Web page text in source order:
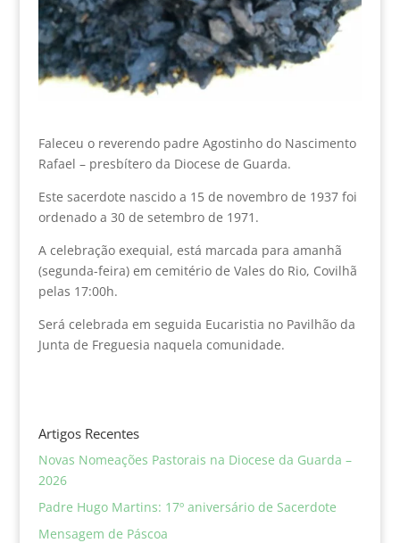
Faleceu o reverendo padre Agostinho do Nascimento
Rafael – presbítero da Diocese de Guarda.
Este sacerdote nascido a 15 de novembro de 1937 foi
ordenado a 30 de setembro de 1971.
A celebração exequial, está marcada para amanhã
(segunda-feira) em cemitério de Vales do Rio, Covilhã
pelas 17:00h.
Será celebrada em seguida Eucaristia no Pavilhão da
Junta de Freguesia naquela comunidade.
Artigos Recentes
Novas Nomeações Pastorais na Diocese da Guarda –
2026
Padre Hugo Martins: 17º aniversário de Sacerdote
Mensagem de Páscoa